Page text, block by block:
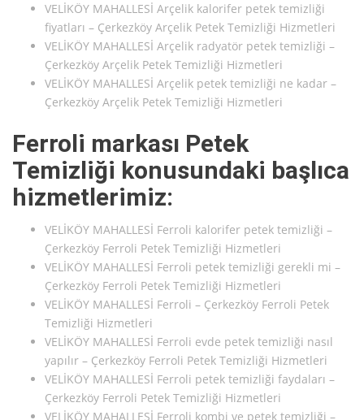
VELİKÖY MAHALLESİ Arçelik kalorifer petek temizliği
fiyatları – Çerkezköy Arçelik Petek Temizliği Hizmetleri
VELİKÖY MAHALLESİ Arçelik radyatör petek temizliği –
Çerkezköy Arçelik Petek Temizliği Hizmetleri
VELİKÖY MAHALLESİ Arçelik petek temizliği ne kadar –
Çerkezköy Arçelik Petek Temizliği Hizmetleri
Ferroli markası Petek
Temizliği konusundaki başlıca
hizmetlerimiz:
VELİKÖY MAHALLESİ Ferroli kalorifer petek temizliği –
Çerkezköy Ferroli Petek Temizliği Hizmetleri
VELİKÖY MAHALLESİ Ferroli petek temizliği gerekli mi –
Çerkezköy Ferroli Petek Temizliği Hizmetleri
VELİKÖY MAHALLESİ Ferroli – Çerkezköy Ferroli Petek
Temizliği Hizmetleri
VELİKÖY MAHALLESİ Ferroli evde petek temizliği nasıl
yapılır – Çerkezköy Ferroli Petek Temizliği Hizmetleri
VELİKÖY MAHALLESİ Ferroli petek temizliği faydaları –
Çerkezköy Ferroli Petek Temizliği Hizmetleri
VELİKÖY MAHALLESİ Ferroli kombi ve petek temizliği –